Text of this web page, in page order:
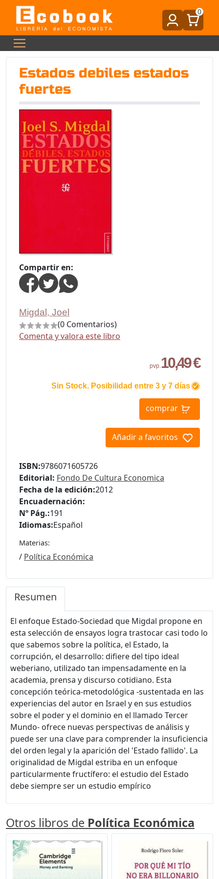
0
Estados debiles estados
fuertes
Compartir en:
Migdal, Joel
(0 Comentarios)
Comenta y valora este libro
pvp.10,49 €
Sin Stock. Posibilidad entre 3 y 7 días
comprar
Añadir a favoritos
ISBN:9786071605726
Editorial: Fondo De Cultura Economica
Fecha de la edición:2012
Encuadernación:
Nº Pág.:191
Idiomas:Español
Materias:
/ Política Económica
Resumen
El enfoque Estado-Sociedad que Migdal propone en
esta selección de ensayos logra trastocar casi todo lo
que sabemos sobre la política, el Estado, la
corrupción, el desarrollo: difiere del tipo ideal
weberiano, utilizado tan impensadamente en la
academia, prensa y discurso cotidiano. Esta
concepción teórica-metodológica -sustentada en las
experiencias del autor en Israel y en sus estudios
sobre el poder y el dominio en el llamado Tercer
Mundo- ofrece nuevas perspectivas de análisis y
puede ser una clave para comprender la insuficiencia
del orden legal y la aparición del 'Estado fallido'. La
originalidad de Migdal estriba en un enfoque
particularmente fructífero: el estudio del Estado
debe siempre ser un estudio empírico
Otros libros de Política Económica